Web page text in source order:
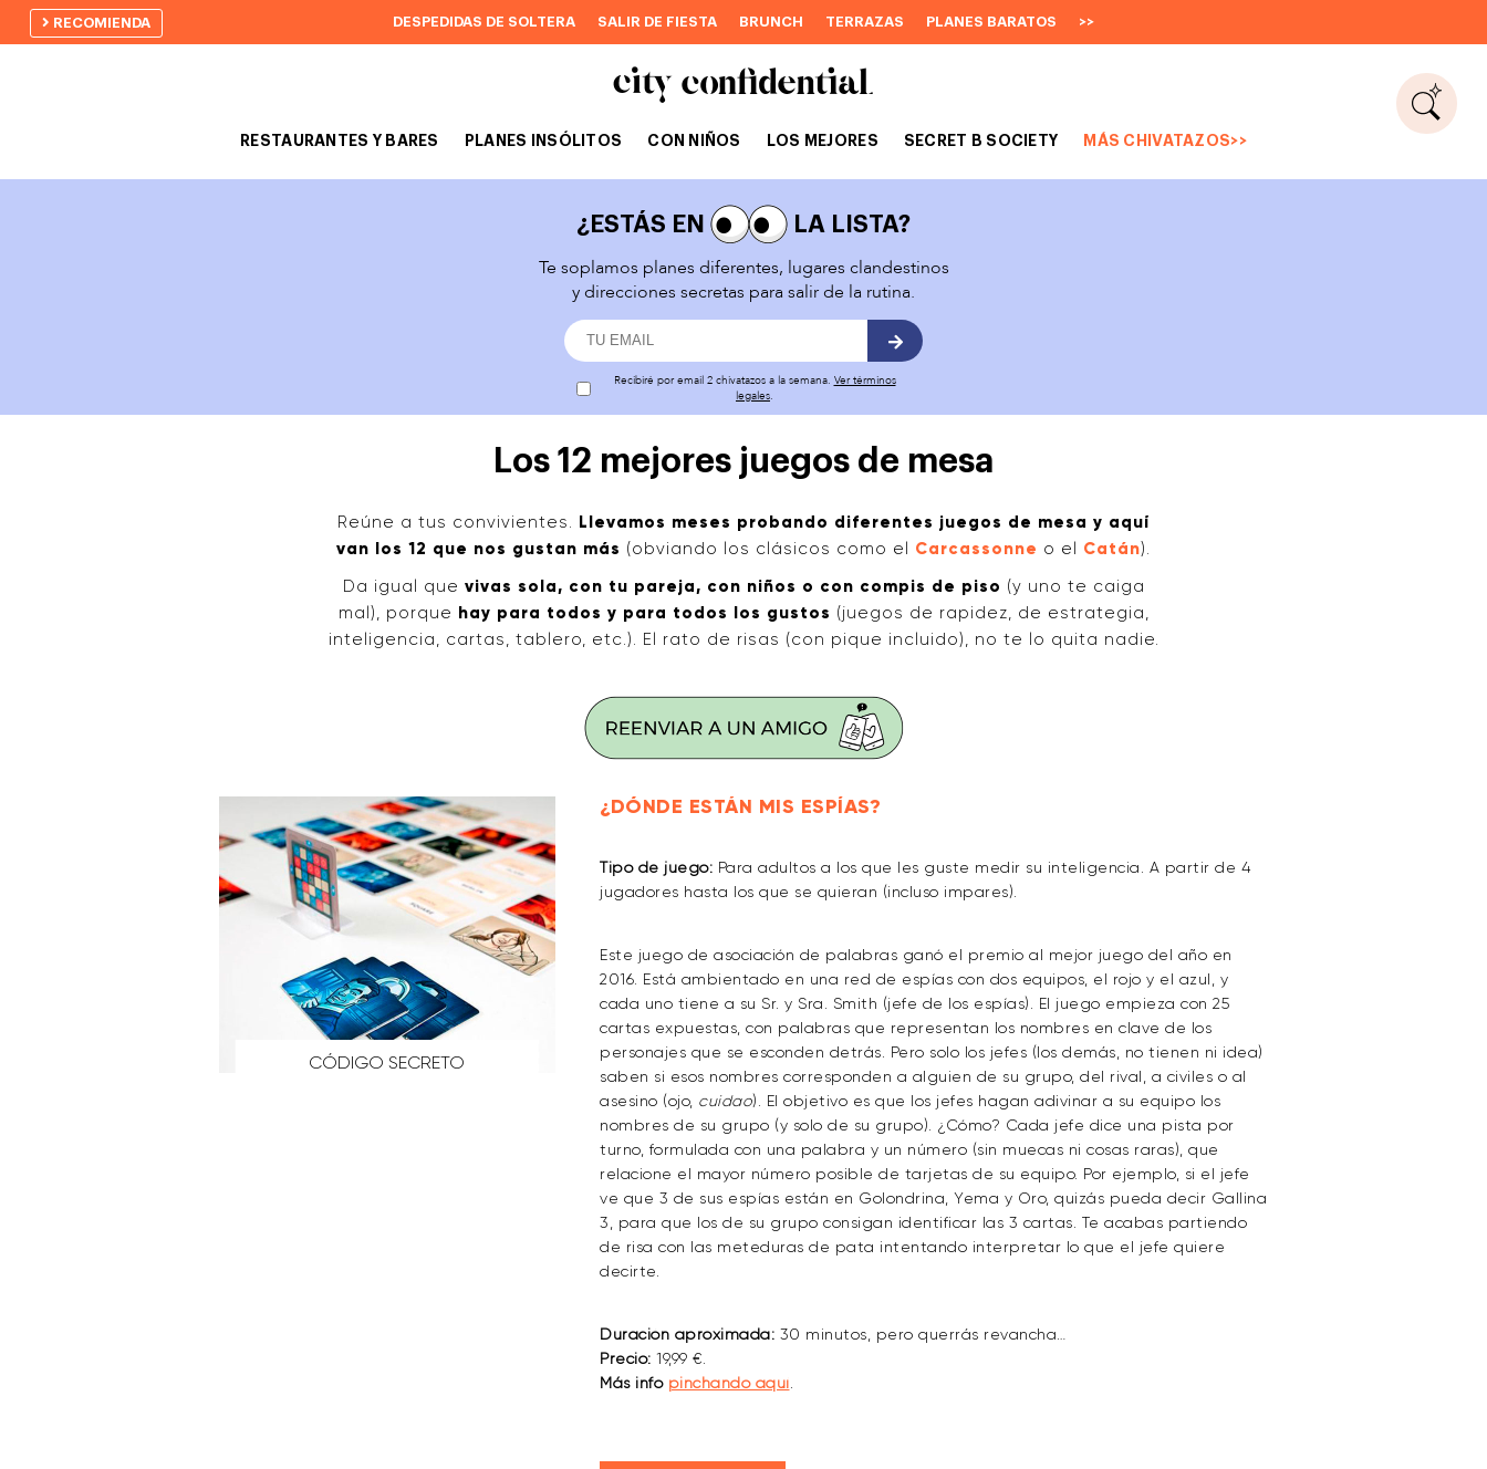
RECOMIENDA DESPEDIDAS DE SOLTERA SALIR DE FIESTA BRUNCH TERRAZAS PLANES BARATOS >>
RESTAURANTES Y BARES PLANES INSÓLITOS CON NIÑOS LOS MEJORES SECRET B SOCIETY MÁS CHIVATAZOS>>
¿ESTÁS EN
LA LISTA?
Te soplamos planes diferentes, lugares clandestinos
y direcciones secretas para salir de la rutina.
Recibiré por email 2 chivatazos a la semana. Ver términos
legales.
Los 12 mejores juegos de mesa
Reúne a tus convivientes. Llevamos meses probando diferentes juegos de mesa y aquí
van los 12 que nos gustan más (obviando los clásicos como el Carcassonne o el Catán).
Da igual que vivas sola, con tu pareja, con niños o con compis de piso (y uno te caiga
mal), porque hay para todos y para todos los gustos (juegos de rapidez, de estrategia,
inteligencia, cartas, tablero, etc.). El rato de risas (con pique incluido), no te lo quita nadie.
CÓDIGO SECRETO
¿DÓNDE ESTÁN MIS ESPÍAS?
Tipo de juego: Para adultos a los que les guste medir su inteligencia. A partir de 4
jugadores hasta los que se quieran (incluso impares).
Este juego de asociación de palabras ganó el premio al mejor juego del año en
2016. Está ambientado en una red de espías con dos equipos, el rojo y el azul, y
cada uno tiene a su Sr. y Sra. Smith (jefe de los espías). El juego empieza con 25
cartas expuestas, con palabras que representan los nombres en clave de los
personajes que se esconden detrás. Pero solo los jefes (los demás, no tienen ni idea)
saben si esos nombres corresponden a alguien de su grupo, del rival, a civiles o al
asesino (ojo, cuidao). El objetivo es que los jefes hagan adivinar a su equipo los
nombres de su grupo (y solo de su grupo). ¿Cómo? Cada jefe dice una pista por
turno, formulada con una palabra y un número (sin muecas ni cosas raras), que
relacione el mayor número posible de tarjetas de su equipo. Por ejemplo, si el jefe
ve que 3 de sus espías están en Golondrina, Yema y Oro, quizás pueda decir Gallina
3, para que los de su grupo consigan identificar las 3 cartas. Te acabas partiendo
de risa con las meteduras de pata intentando interpretar lo que el jefe quiere
decirte.
Duración aproximada: 30 minutos, pero querrás revancha…
Precio: 19,99 €.
Más info pinchando aquí